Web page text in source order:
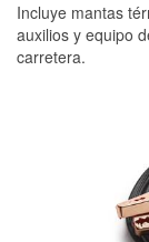
Incluye mantas
auxilios y equipo
carretera.